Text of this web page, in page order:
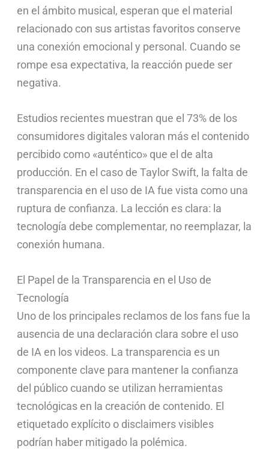
en el ámbito musical, esperan que el material
relacionado con sus artistas favoritos conserve
una conexión emocional y personal. Cuando se
rompe esa expectativa, la reacción puede ser
negativa.
Estudios recientes muestran que el 73% de los
consumidores digitales valoran más el contenido
percibido como «auténtico» que el de alta
producción. En el caso de Taylor Swift, la falta de
transparencia en el uso de IA fue vista como una
ruptura de confianza. La lección es clara: la
tecnología debe complementar, no reemplazar, la
conexión humana.
El Papel de la Transparencia en el Uso de
Tecnología
Uno de los principales reclamos de los fans fue la
ausencia de una declaración clara sobre el uso
de IA en los videos. La transparencia es un
componente clave para mantener la confianza
del público cuando se utilizan herramientas
tecnológicas en la creación de contenido. El
etiquetado explícito o disclaimers visibles
podrían haber mitigado la polémica.